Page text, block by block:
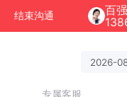
结束沟通
百
2026-
专属客服